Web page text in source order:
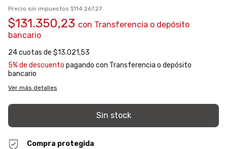
Precio sin impuestos $114.267,27
$131.350,23 con Transferencia o depósito
bancario
24cuotas de $13.021,53
5% de descuento pagando con Transferencia o depósito
bancario
Ver más detalles
Compra protegida